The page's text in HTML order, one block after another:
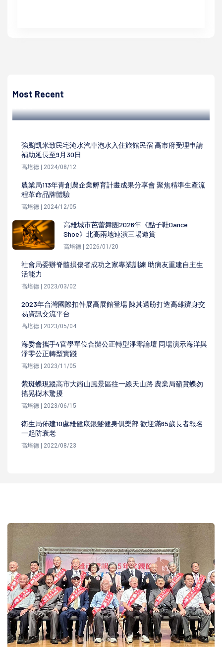
Most Recent
壇率先起跑
強颱凱米致民宅淹水汽車泡水入住旅館民宿 高市府受理申請
補助延長至9月30日
高培德 | 2024/08/12
農業局113年青創農企業孵育計畫成果分享會 聚焦精準生產流
程革命品牌體驗
高培德 | 2024/12/05
高雄城市芭蕾舞團2026年《點子鞋Dance
Shoe》北高兩地連演三場邀賞
高培德 | 2026/01/20
社會局委辦脊髓損傷者成功之家專業訓練 助病友重建自主生
活能力
高培德 | 2023/03/02
2023年台灣國際扣件展高展館登場 陳其邁盼打造高雄躋身交
易資訊交流平台
高培德 | 2023/05/04
海委會攜手4官學單位合辦公正轉型淨零論壇 同場演示海洋與
淨零公正轉型實踐
高培德 | 2023/11/05
紫斑蝶現蹤高市大崗山風景區往一線天山路 農業局籲賞蝶勿
搖晃樹木驚擾
高培德 | 2023/06/15
衛生局佈建10處雄健康銀髮健身俱樂部 歡迎滿65歲長者報名
一起防衰老
高培德 | 2022/08/23